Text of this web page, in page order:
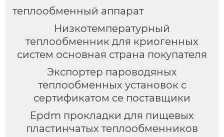
теплообменный аппарат
Низкотемпературный
теплообменник для криогенных
систем основная страна покупателя
Экспортер пароводяных
теплообменных установок с
сертификатом ce поставщики
Epdm прокладки для пищевых
пластинчатых теплообменников